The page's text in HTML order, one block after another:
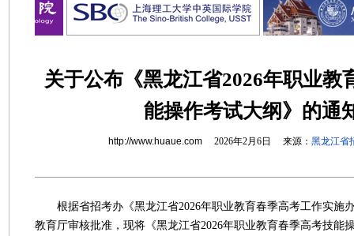
关于公布《黑龙江省2026年职业教
能操作考试大纲》的通
http://www.huaue.com2026年2月6日 来源： 黑龙江省
根据省招考办《黑龙江省2026年职业教育春季高考工作实施
教育厅审核批准，现将《黑龙江省2026年职业教育春季高考技能